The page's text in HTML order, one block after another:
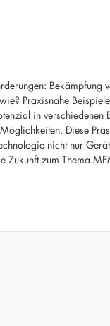
Bekämpfung
Praxisnahe
in verschiedenen
Diese
nicht nur
Zukunft zum Thema